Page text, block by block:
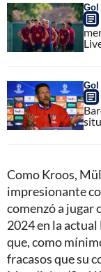
Gol
Gol
Como Kroos,
impresionante
comenzó a jugar
2024 en la actual
que, como
fracasos que su